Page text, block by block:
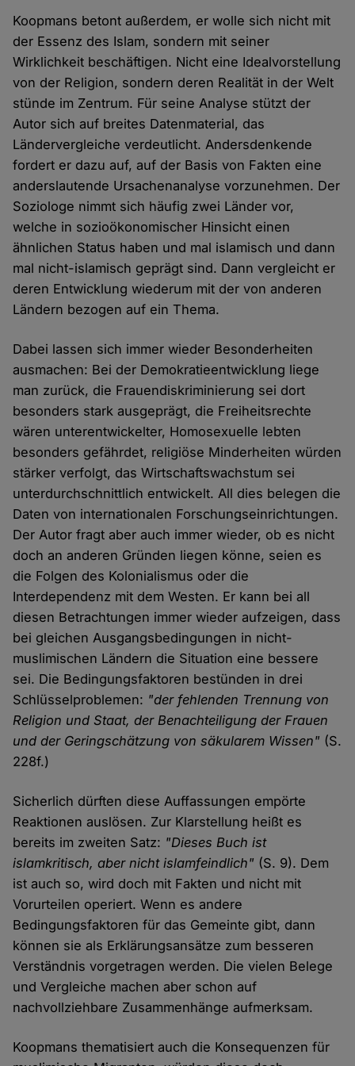
Koopmans betont außerdem, er wolle sich nicht mit
der Essenz des Islam, sondern mit seiner
Wirklichkeit beschäftigen. Nicht eine Idealvorstellung
von der Religion, sondern deren Realität in der Welt
stünde im Zentrum. Für seine Analyse stützt der
Autor sich auf breites Datenmaterial, das
Ländervergleiche verdeutlicht. Andersdenkende
fordert er dazu auf, auf der Basis von Fakten eine
anderslautende Ursachenanalyse vorzunehmen. Der
Soziologe nimmt sich häufig zwei Länder vor,
welche in sozioökonomischer Hinsicht einen
ähnlichen Status haben und mal islamisch und dann
mal nicht-islamisch geprägt sind. Dann vergleicht er
deren Entwicklung wiederum mit der von anderen
Ländern bezogen auf ein Thema.
Dabei lassen sich immer wieder Besonderheiten
ausmachen: Bei der Demokratieentwicklung liege
man zurück, die Frauendiskriminierung sei dort
besonders stark ausgeprägt, die Freiheitsrechte
wären unterentwickelter, Homosexuelle lebten
besonders gefährdet, religiöse Minderheiten würden
stärker verfolgt, das Wirtschaftswachstum sei
unterdurchschnittlich entwickelt. All dies belegen die
Daten von internationalen Forschungseinrichtungen.
Der Autor fragt aber auch immer wieder, ob es nicht
doch an anderen Gründen liegen könne, seien es
die Folgen des Kolonialismus oder die
Interdependenz mit dem Westen. Er kann bei all
diesen Betrachtungen immer wieder aufzeigen, dass
bei gleichen Ausgangsbedingungen in nicht-
muslimischen Ländern die Situation eine bessere
sei. Die Bedingungsfaktoren bestünden in drei
Schlüsselproblemen: "der fehlenden Trennung von
Religion und Staat, der Benachteiligung der Frauen
und der Geringschätzung von säkularem Wissen" (S.
228f.)
Sicherlich dürften diese Auffassungen empörte
Reaktionen auslösen. Zur Klarstellung heißt es
bereits im zweiten Satz: "Dieses Buch ist
islamkritisch, aber nicht islamfeindlich" (S. 9). Dem
ist auch so, wird doch mit Fakten und nicht mit
Vorurteilen operiert. Wenn es andere
Bedingungsfaktoren für das Gemeinte gibt, dann
können sie als Erklärungsansätze zum besseren
Verständnis vorgetragen werden. Die vielen Belege
und Vergleiche machen aber schon auf
nachvollziehbare Zusammenhänge aufmerksam.
Koopmans thematisiert auch die Konsequenzen für